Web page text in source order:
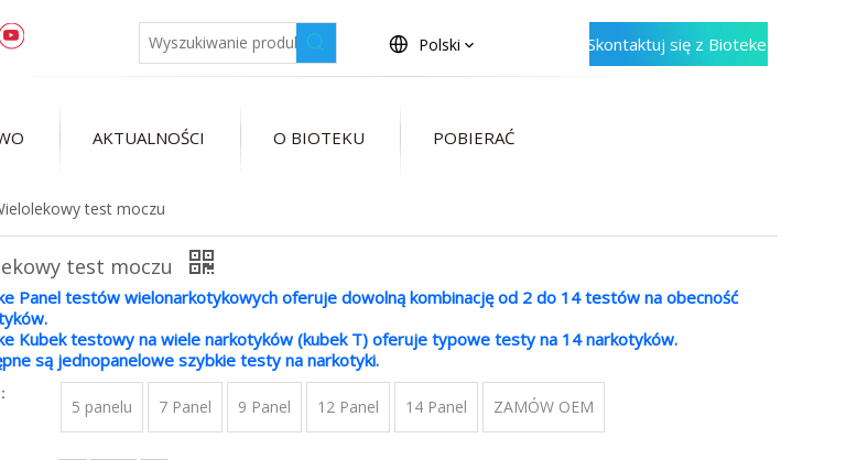
Polski Skontaktuj się z Bioteke
AKTUALNOŚCI O BIOTEKU POBIERAĆ
test moczu
test moczu
Panel testów wielonarkotykowych oferuje dowolną kombinację od 2 do 14 testów na obecność
Kubek testowy na wiele narkotyków (kubek T) oferuje typowe testy na 14 narkotyków.
są jednopanelowe szybkie testy na narkotyki.
5 panelu 7 Panel 9 Panel 12 Panel 14 Panel ZAMÓW OEM